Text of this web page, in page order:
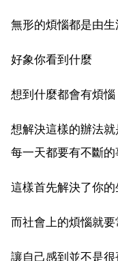
無形的煩惱都是由
好象你看到什麼
想到什麼都會有煩惱
想解決這樣的辦法
每一天都要有不斷
這樣首先解決了你
而社會上的煩惱就
讓自己感到並不是很